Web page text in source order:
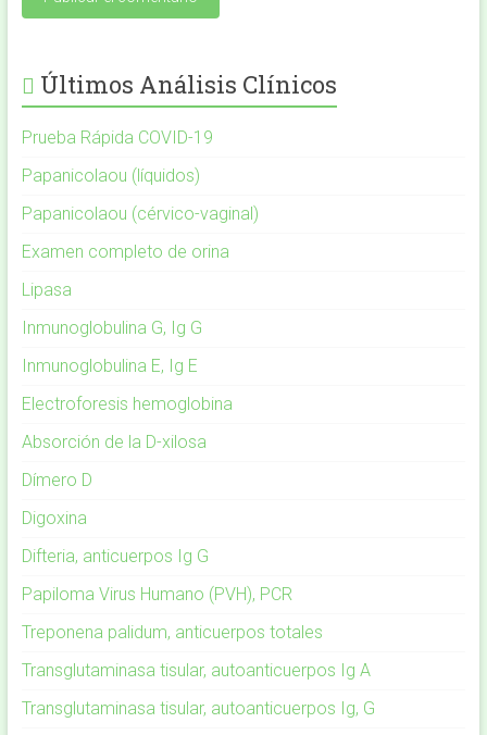
Últimos Análisis Clínicos
Prueba Rápida COVID-19
Papanicolaou (líquidos)
Papanicolaou (cérvico-vaginal)
Examen completo de orina
Lipasa
Inmunoglobulina G, Ig G
Inmunoglobulina E, Ig E
Electroforesis hemoglobina
Absorción de la D-xilosa
Dímero D
Digoxina
Difteria, anticuerpos Ig G
Papiloma Virus Humano (PVH), PCR
Treponena palidum, anticuerpos totales
Transglutaminasa tisular, autoanticuerpos Ig A
Transglutaminasa tisular, autoanticuerpos Ig, G